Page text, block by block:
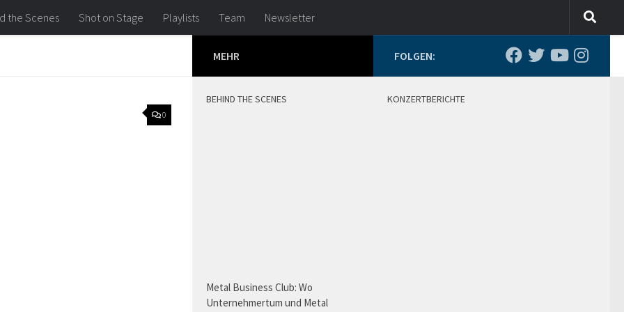
the Scenes Shot on Stage Playlists Team Newsletter
0
FOLGEN:
KONZERTBERICHTE
MEHR
BEHIND THE SCENES
Metal Business Club: Wo
Unternehmertum und Metal